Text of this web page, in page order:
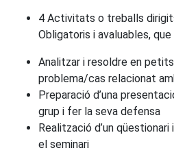
4 Activitats o treballs
Obligatoris i avaluables,
Analitzar i resoldre en
problema/cas relacionat
Preparació d’una
grup i fer la seva defensa
Realització d’un
el seminari